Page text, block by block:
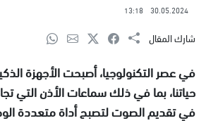
30.05.2024
13:18
شارك المقال
في عصر التكنولوجيا، أصبحت الأجهزة
حياتنا، بما في ذلك سماعات الأذن التي
في تقديم الصوت لتصبح أداة متعددة